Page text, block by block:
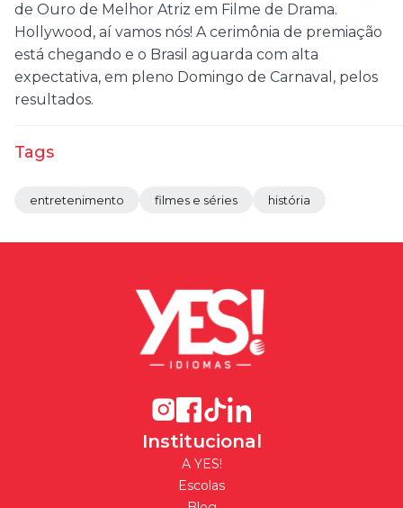
de Ouro de Melhor Atriz em Filme de Drama.
Hollywood, aí vamos nós! A cerimônia de premiação
está chegando e o Brasil aguarda com alta
expectativa, em pleno Domingo de Carnaval, pelos
resultados.
Tags
entretenimento filmes e séries história
Institucional
A YES!
Escolas